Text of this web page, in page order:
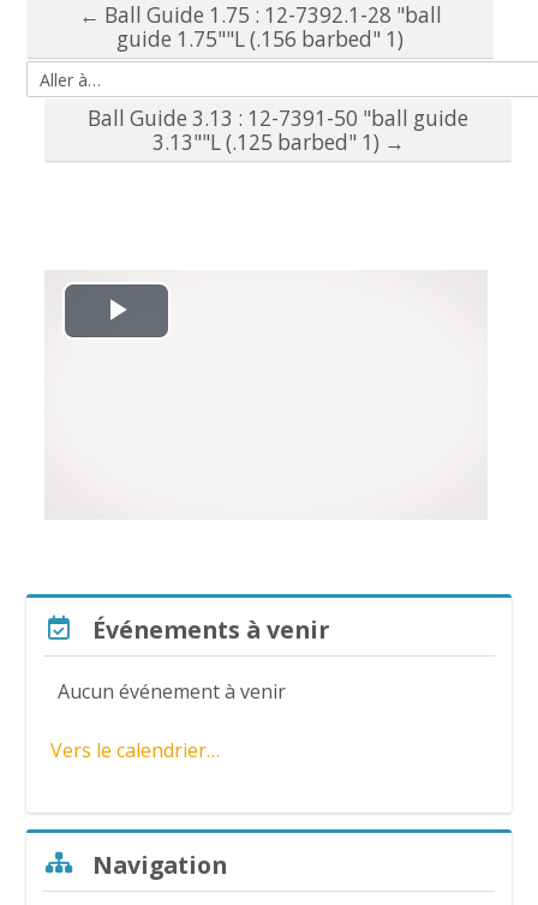
← Ball Guide 1.75 : 12-7392.1-28 "ball
guide 1.75""L (.156 barbed" 1)
Aller à…
Ball Guide 3.13 : 12-7391-50 "ball guide
3.13""L (.125 barbed" 1) →
L
a
v
d
é
o
Passer Événements à venir
Événements à venir
Aucun événement à venir
Vers le calendrier…
Passer Navigation
Navigation